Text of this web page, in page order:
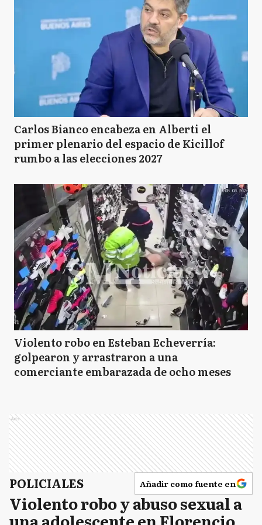
Carlos Bianco encabeza en Alberti el
primer plenario del espacio de Kicillof
rumbo a las elecciones 2027
Violento robo en Esteban Echeverría:
golpearon y arrastraron a una
comerciante embarazada de ocho meses
Ads
POLICIALES Añadir como fuente en
Violento robo y abuso sexual a